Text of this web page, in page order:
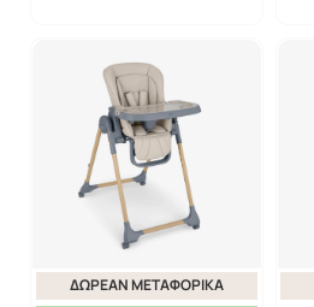
ΔΩΡΕΆΝ ΜΕΤΑΦΟΡΙΚΆ